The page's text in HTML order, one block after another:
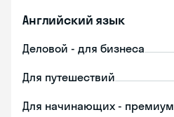
Английский язык
Деловой - для бизнеса
Для путешествий
Для начинающих - премиум